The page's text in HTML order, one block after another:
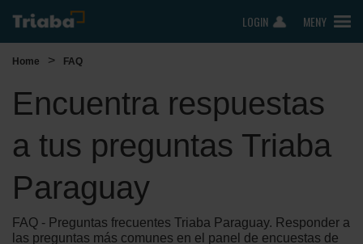
MENY
LOGIN
Home > FAQ
Encuentra respuestas
a tus preguntas Triaba
Paraguay
FAQ - Preguntas frecuentes Triaba Paraguay. Responder a
las preguntas más comunes en el panel de encuestas de